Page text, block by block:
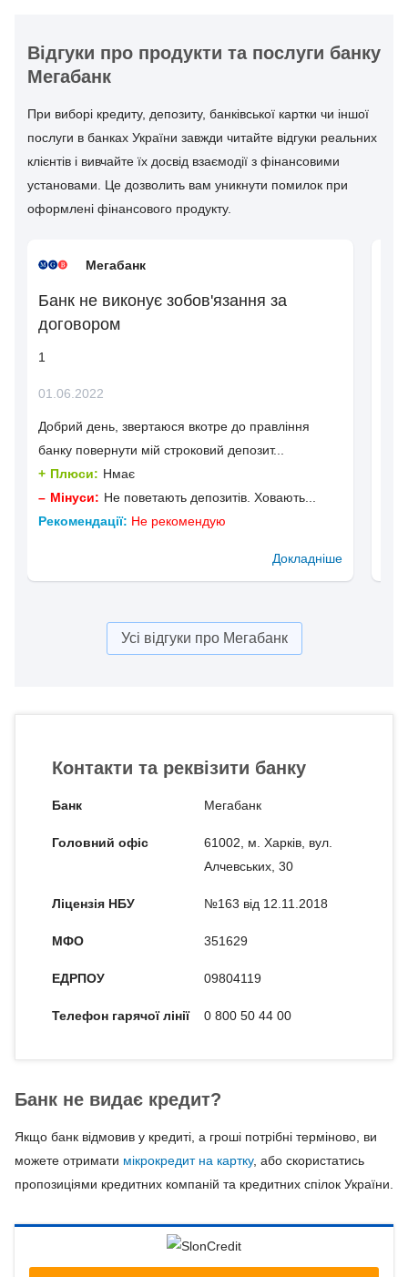
Відгуки про продукти та послуги банку
Мегабанк
При виборі кредиту, депозиту, банківської картки чи іншої
послуги в банках України завжди читайте відгуки реальних
клієнтів і вивчайте їх досвід взаємодії з фінансовими
установами. Це дозволить вам уникнути помилок при
оформлені фінансового продукту.
Мегабанк
Банк не виконує зобов'язання за
договором
1
01.06.2022
Добрий день, звертаюся вкотре до правління
банку повернути мій строковий депозит...
Плюси: Нмає
Мінуси: Не поветають депозитів. Ховають...
Рекомендації: Не рекомендую
Докладніше
Усі відгуки про Мегабанк
Контакти та реквізити банку
Банк Мегабанк
Головний офіс
61002, м. Харкiв, вул.
Алчевських, 30
Ліцензія НБУ №163 від 12.11.2018
МФО 351629
ЕДРПОУ 09804119
Телефон гарячої лінії 0 800 50 44 00
Банк не видає кредит?
Якщо банк відмовив у кредиті, а гроші потрібні терміново, ви
можете отримати мікрокредит на картку, або скористатись
пропозиціями кредитних компаній та кредитних спілок України.